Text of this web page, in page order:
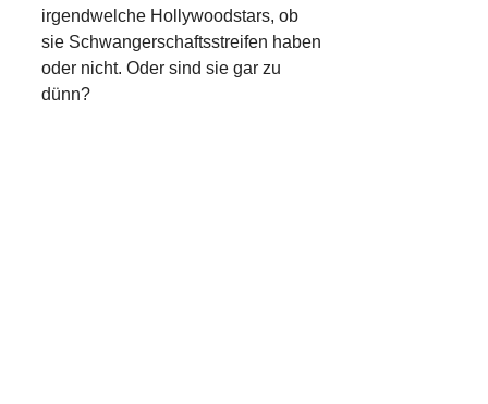
irgendwelche Hollywoodstars, ob
sie Schwangerschaftsstreifen haben
oder nicht. Oder sind sie gar zu
dünn?